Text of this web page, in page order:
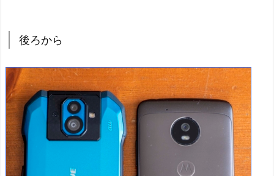
後ろから